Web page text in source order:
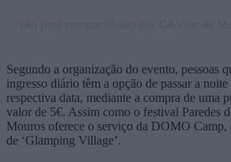
Segundo a organização do evento, pessoas
ingresso diário têm a opção de passar a noite
respectiva data, mediante a compra de uma
valor de 5€. Assim como o festival Paredes
Mouros oferece o serviço da DOMO Camp,
de ‘Glamping Village’.